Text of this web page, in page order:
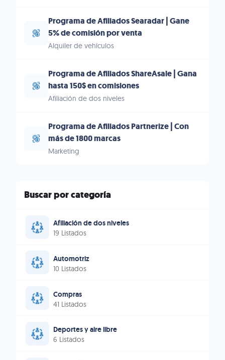
Programa de Afiliados Searadar | Gane
5% de comisión por venta
Alquiler de vehículos
Programa de Afiliados ShareAsale | Gana
hasta 150$ en comisiones
Afiliación de dos niveles
Programa de Afiliados Partnerize | Con
más de 1800 marcas
Marketing
Buscar por categoría
Afiliación de dos niveles
19 Listados
Automotriz
10 Listados
Compras
41 Listados
Deportes y aire libre
6 Listados